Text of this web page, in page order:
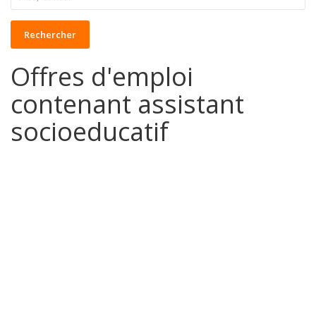
Rechercher
Offres d'emploi
contenant assistant
socioeducatif